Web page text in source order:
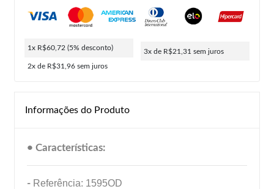
1x R$60,72 (5% desconto)
2x de R$31,96 sem juros
3x de R$21,31 sem juros
Informações do Produto
• Características:
- Referência: 1595OD